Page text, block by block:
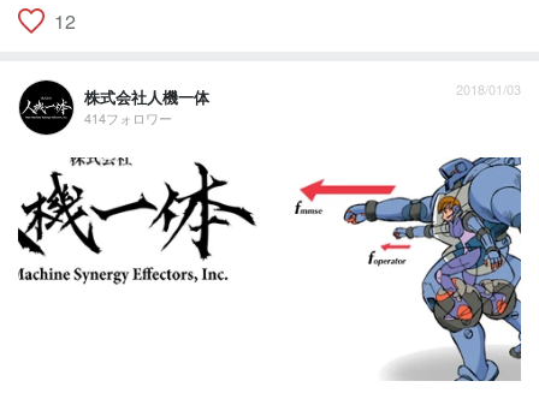
12
株式会社人機一体
414フォロワー
2018/01/03